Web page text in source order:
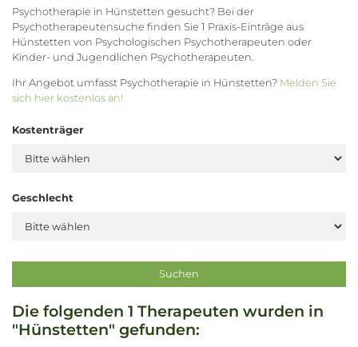
Psychotherapie in Hünstetten gesucht? Bei der
Psychotherapeutensuche finden Sie 1 Praxis-Einträge aus
Hünstetten von Psychologischen Psychotherapeuten oder
Kinder- und Jugendlichen Psychotherapeuten.
Ihr Angebot umfasst Psychotherapie in Hünstetten? Melden Sie
sich hier kostenlos an!
Kostenträger
Geschlecht
Die folgenden 1 Therapeuten wurden in
"Hünstetten" gefunden: